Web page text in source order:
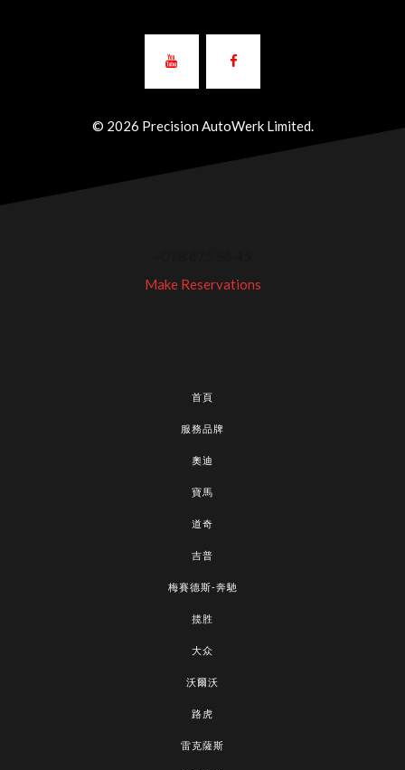
© 2026 Precision AutoWerk Limited.
Make Reservations
首頁
服務品牌
奧迪
寶馬
道奇
吉普
梅賽德斯-奔馳
揽胜
大众
沃爾沃
路虎
雷克薩斯